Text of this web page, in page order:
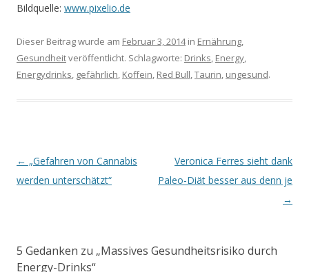
Bildquelle: www.pixelio.de
Dieser Beitrag wurde am Februar 3, 2014in Ernährung,
Gesundheitveröffentlicht. Schlagworte: Drinks, Energy,
Energydrinks, gefährlich, Koffein, Red Bull,Taurin, ungesund.
Beitrags-
Navigation
← „Gefahren von Cannabis
werden unterschätzt“
Veronica Ferres sieht dank
Paleo-Diät besser aus denn je
→
5 Gedanken zu „Massives Gesundheitsrisiko durch
Energy-Drinks“